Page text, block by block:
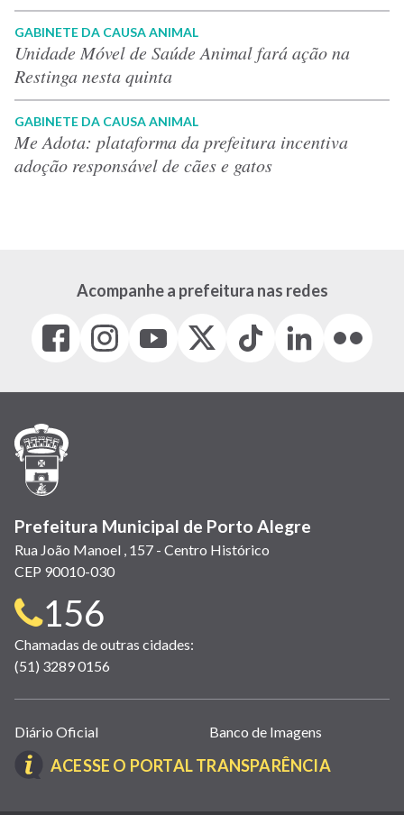
GABINETE DA CAUSA ANIMAL
Unidade Móvel de Saúde Animal fará ação na
Restinga nesta quinta
GABINETE DA CAUSA ANIMAL
Me Adota: plataforma da prefeitura incentiva
adoção responsável de cães e gatos
Acompanhe a prefeitura nas redes
Facebook
(link
em
janela)
Instagram
(link
em
(link
em
(Antigo
(link
Tiktok
(link
em
LinkedIn
(link
em
(link
em
Prefeitura Municipal de Porto Alegre
Rua João Manoel , 157 - Centro Histórico
CEP 90010-030
Telefone
para
contato:
156
Chamadas de outras cidades:
(51) 3289 0156
Links
úteis
(abrem
Diário Oficial Banco de Imagens
ACESSE O PORTAL TRANSPARÊNCIA(LINK